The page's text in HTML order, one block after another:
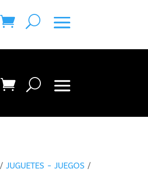
JUGUETES - JUEGOS /